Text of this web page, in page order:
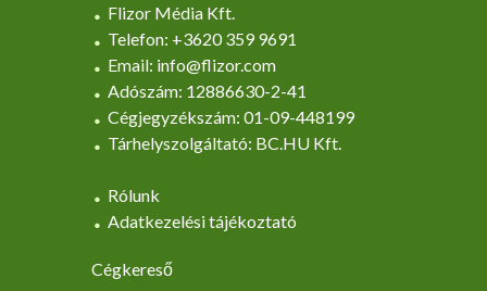
Flizor Média Kft.
Telefon: +3620 359 9691
Email: info@flizor.com
Adószám: 12886630-2-41
Cégjegyzékszám: 01-09-448199
Tárhelyszolgáltató: BC.HU Kft.
Rólunk
Adatkezelési tájékoztató
Cégkereső